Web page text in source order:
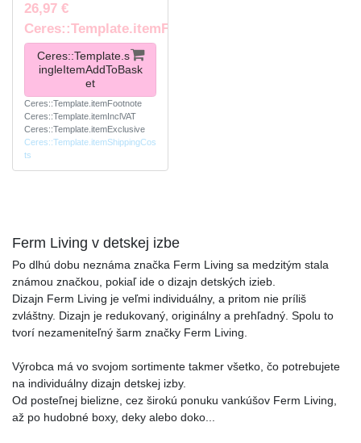
26,97 €
Ceres::Template.itemFootnote
Ceres::Template.s
ingleItemAddToBask
et
Ceres::Template.itemFootnote
Ceres::Template.itemInclVAT
Ceres::Template.itemExclusive
Ceres::Template.itemShippingCos
ts
Ferm Living v detskej izbe
Po dlhú dobu neznáma značka Ferm Living sa medzitým stala
známou značkou, pokiaľ ide o dizajn detských izieb.
Dizajn Ferm Living je veľmi individuálny, a pritom nie príliš
zvláštny. Dizajn je redukovaný, originálny a prehľadný. Spolu to
tvorí nezameniteľný šarm značky Ferm Living.
Výrobca má vo svojom sortimente takmer všetko, čo potrebujete
na individuálny dizajn detskej izby.
Od posteľnej bielizne, cez širokú ponuku vankúšov Ferm Living,
až po hudobné boxy, deky alebo doko...